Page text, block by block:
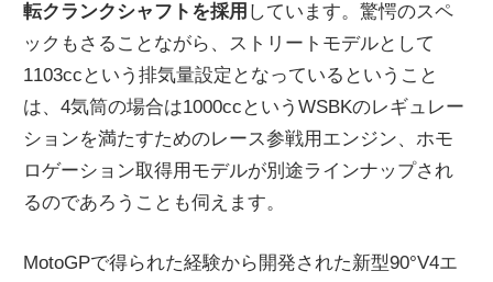
ュ
ー
ス
転クランクシャフトを採用 しています。驚愕のスペ
ックもさることながら、ストリートモデルとして
1103ccという排気量設定となっているということ
は、4気筒の場合は1000ccというWSBKのレギュレー
ションを満たすためのレース参戦用エンジン、ホモ
ロゲーション取得用モデルが別途ラインナップされ
るのであろうことも伺えます。
MotoGPで得られた経験から開発された新型90°V4エ